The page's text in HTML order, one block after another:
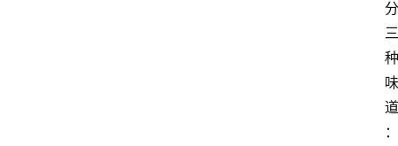
分
三
种
味
道
：